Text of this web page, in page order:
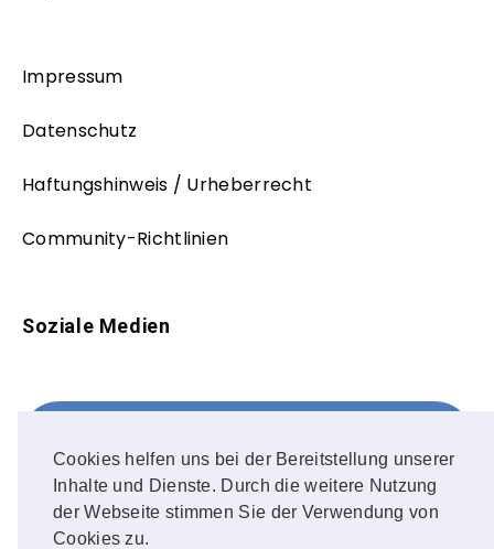
Cookies helfen uns bei der Bereitstellung unserer
Inhalte und Dienste. Durch die weitere Nutzung
der Webseite stimmen Sie der Verwendung von
Cookies zu.
Impressum
Datenschutz
Haftungshinweis / Urheberrecht
Community-Richtlinien
Soziale Medien
FOLLOW ME!
Instagram
OUR PHOTOS!